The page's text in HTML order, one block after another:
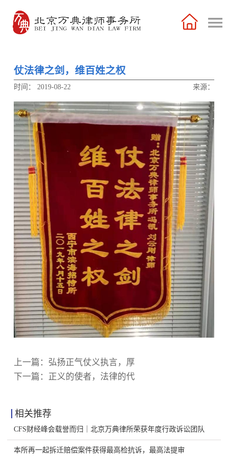
仗法律之剑，维百姓之权
来源：
时间： 2019-08-22
上一篇： 弘扬正气仗义执言，厚
下一篇： 正义的使者，法律的代
相关推荐
CFS财经峰会载誉而归｜北京万典律所荣获年度行政诉讼团队
本所再一起拆迁赔偿案件获得最高检抗诉，最高法提审